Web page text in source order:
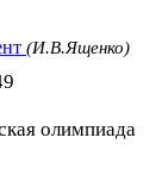
(И.В.Ященко)
олимпиада